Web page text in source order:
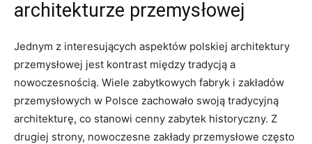
architekturze przemysłowej
Jednym z interesujących aspektów polskiej architektury
przemysłowej jest kontrast między tradycją a
nowoczesnością. Wiele zabytkowych fabryk i zakładów
przemysłowych w Polsce zachowało swoją tradycyjną
architekturę, co stanowi cenny zabytek historyczny. Z
drugiej strony, nowoczesne zakłady przemysłowe często